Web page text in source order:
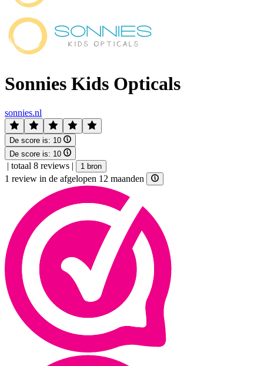
Sonnies Kids Opticals
sonnies.nl
De score is: 10
De score is: 10
| totaal 8 reviews | 1 bron
1 review in de afgelopen 12 maanden